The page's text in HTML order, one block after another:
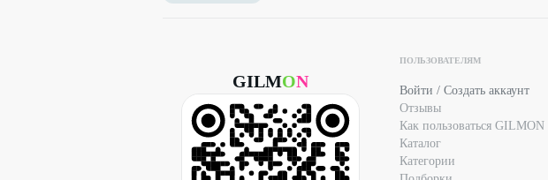
GILMON
ПОЛЬЗОВАТЕЛЯМ
Войти / Создать аккаунт
Отзывы
Как пользоваться GILMON
Каталог
Категории